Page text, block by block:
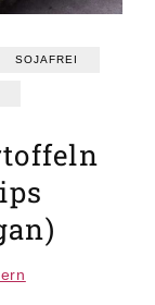
SOJAFREI